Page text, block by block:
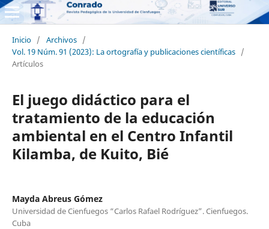
Inicio / Archivos /
Vol. 19 Núm. 91 (2023): La ortografía y publicaciones científicas /
Artículos
El juego didáctico para el
tratamiento de la educación
ambiental en el Centro Infantil
Kilamba, de Kuito, Bié
Mayda Abreus Gómez
Universidad de Cienfuegos “Carlos Rafael Rodríguez”. Cienfuegos.
Cuba